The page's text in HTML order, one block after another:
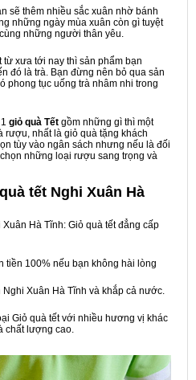
sẽ thêm nhiều sắc xuân nhờ bánh
những ngày mùa xuân còn gì tuyệt
những người thân yêu.
từ xưa tới nay thì sản phẩm bạn
đó là trà. Bạn đừng nên bỏ qua sản
phong tục uống trà nhâm nhi trong
giỏ quà Tết gồm những gì thì một
rượu, nhất là giỏ quà tặng khách
tùy vào ngân sách nhưng nếu là đối
những loại rượu sang trọng và
tết Nghi Xuân Hà
Hà Tĩnh: Giỏ quà tết đẳng cấp
tiền 100% nếu bạn không hài lòng
Xuân Hà Tĩnh và khắp cả nước.
Giỏ quà tết với nhiều hương vị khác
chất lượng cao.